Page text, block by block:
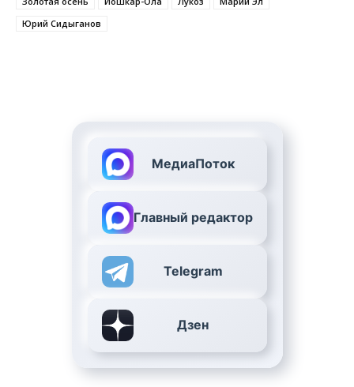
Юрий Сидыганов
МедиаПоток
Главный редактор
Telegram
Дзен